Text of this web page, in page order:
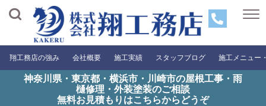
翔工務店の強み 会社概要 施工実績 スタッフブログ 施工メニュー
神奈川県・東京都・横浜市・川崎市の屋根工事・雨
樋修理・外装塗装のご相談
無料お見積もりはこちらからどうぞ